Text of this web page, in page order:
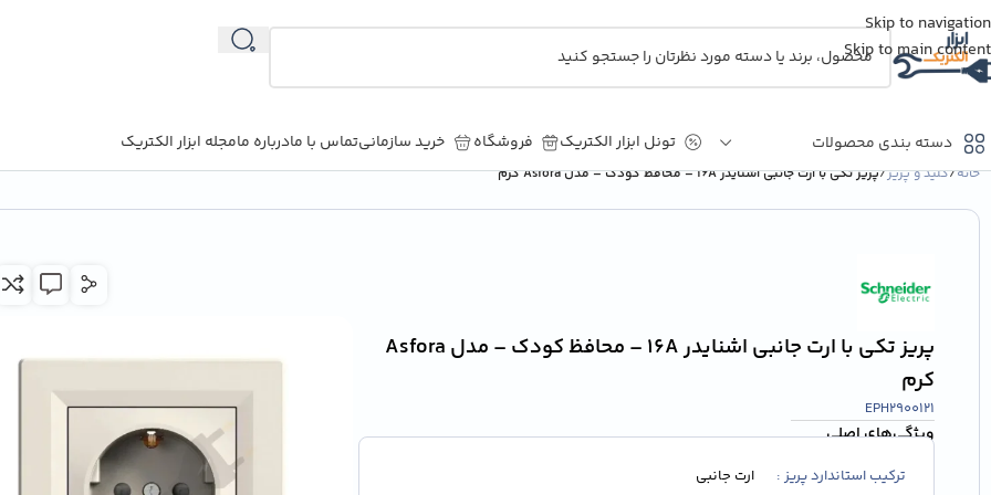
Skip to navigation
Skip to main content
دسته بندی محصولات
کارت های توسعه و ارتباط
کارت های حافظه جانبی و
شبکه
منبع تغذیه
تونل ابزار الکتریک فروشگاه خرید سازمانیتماس با مادرباره مامجله ابزار الکتریک
خانه/کلید و پریز/پریز تکی با ارت جانبی اشنایدر 16A – محافظ کودک – مدل Asfora کرم
پریز تکی با ارت جانبی اشنایدر 16A – محافظ کودک – مدل Asfora
کرم
EPH2900121
ویژگی‌های اصلی
ترکیب استاندارد پریز ارت جانبی